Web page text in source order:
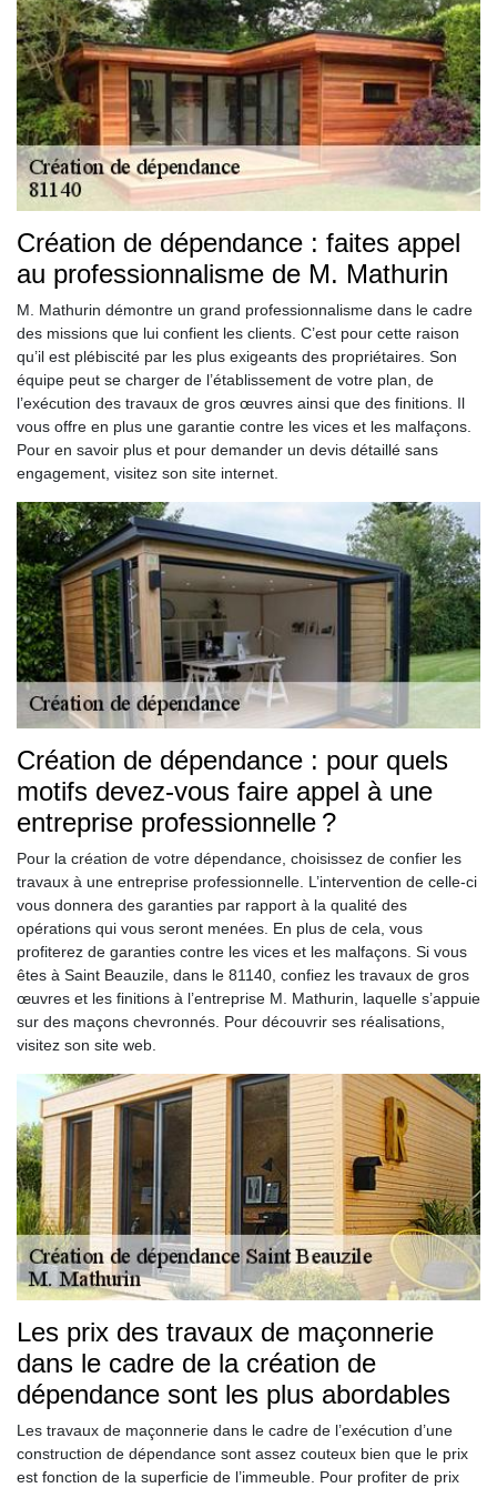
Création de dépendance : faites appel
au professionnalisme de M. Mathurin
M. Mathurin démontre un grand professionnalisme dans le cadre
des missions que lui confient les clients. C’est pour cette raison
qu’il est plébiscité par les plus exigeants des propriétaires. Son
équipe peut se charger de l’établissement de votre plan, de
l’exécution des travaux de gros œuvres ainsi que des finitions. Il
vous offre en plus une garantie contre les vices et les malfaçons.
Pour en savoir plus et pour demander un devis détaillé sans
engagement, visitez son site internet.
Création de dépendance : pour quels
motifs devez-vous faire appel à une
entreprise professionnelle ?
Pour la création de votre dépendance, choisissez de confier les
travaux à une entreprise professionnelle. L’intervention de celle-ci
vous donnera des garanties par rapport à la qualité des
opérations qui vous seront menées. En plus de cela, vous
profiterez de garanties contre les vices et les malfaçons. Si vous
êtes à Saint Beauzile, dans le 81140, confiez les travaux de gros
œuvres et les finitions à l’entreprise M. Mathurin, laquelle s’appuie
sur des maçons chevronnés. Pour découvrir ses réalisations,
visitez son site web.
Les prix des travaux de maçonnerie
dans le cadre de la création de
dépendance sont les plus abordables
Les travaux de maçonnerie dans le cadre de l’exécution d’une
construction de dépendance sont assez couteux bien que le prix
est fonction de la superficie de l’immeuble. Pour profiter de prix